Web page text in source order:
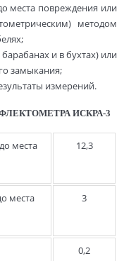
места повреждения или
методом
и в бухтах) или
замыкания;
измерений.
ИСКРА-3
места
12,3
места
3
0,2